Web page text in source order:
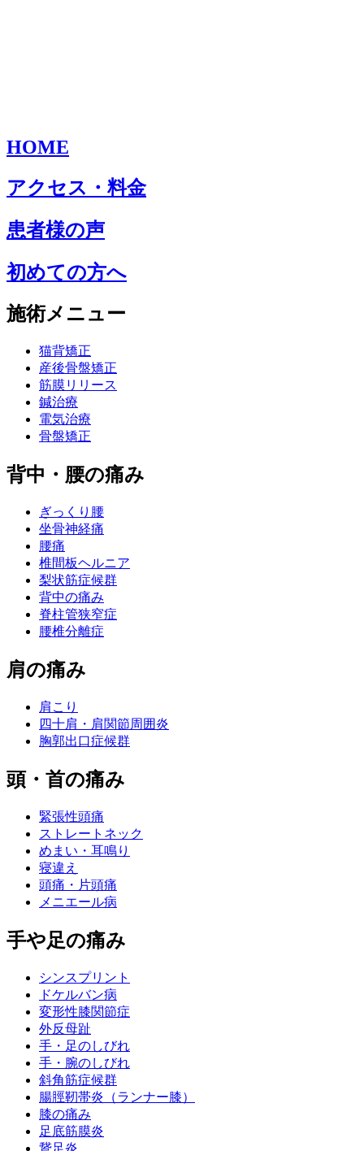
HOME
アクセス・料金
患者様の声
初めての方へ
施術メニュー
猫背矯正
産後骨盤矯正
筋膜リリース
鍼治療
電気治療
骨盤矯正
背中・腰の痛み
ぎっくり腰
坐骨神経痛
腰痛
椎間板ヘルニア
梨状筋症候群
背中の痛み
脊柱管狭窄症
腰椎分離症
肩の痛み
肩こり
四十肩・肩関節周囲炎
胸郭出口症候群
頭・首の痛み
緊張性頭痛
ストレートネック
めまい・耳鳴り
寝違え
頭痛・片頭痛
メニエール病
手や足の痛み
シンスプリント
ドケルバン病
変形性膝関節症
外反母趾
手・足のしびれ
手・腕のしびれ
斜角筋症候群
腸脛靭帯炎（ランナー膝）
膝の痛み
足底筋膜炎
鵞足炎